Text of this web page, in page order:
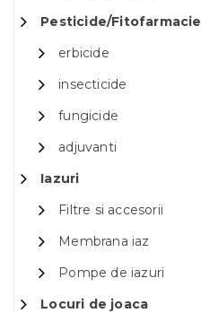
Pesticide/Fitofarmacie
erbicide
insecticide
fungicide
adjuvanti
Iazuri
Filtre si accesorii
Membrana iaz
Pompe de iazuri
Locuri de joaca